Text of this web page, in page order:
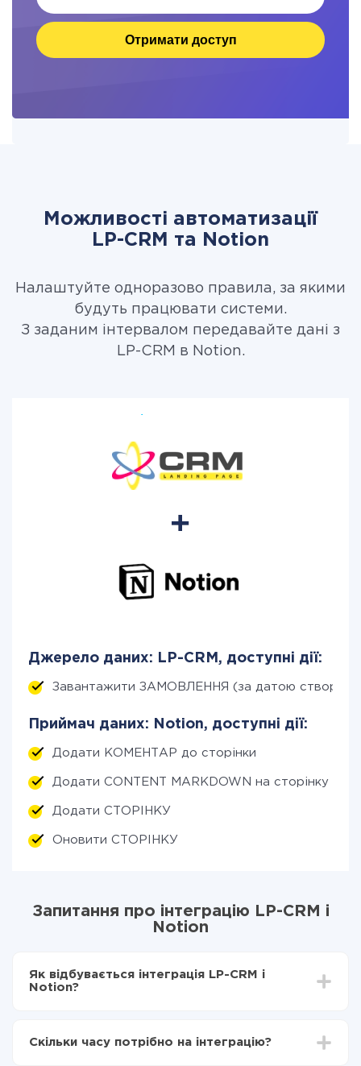
Отримати доступ
Можливості автоматизації
LP-CRM та Notion
Налаштуйте одноразово правила, за якими
будуть працювати системи.
З заданим інтервалом передавайте дані з
LP-CRM в Notion.
Джерело даних: LP-CRM, доступні дії:
Завантажити ЗАМОВЛЕННЯ (за датою
Приймач даних: Notion, доступні дії:
Додати КОМЕНТАР до сторінки
Додати CONTENT MARKDOWN на сторінку
Додати СТОРІНКУ
Оновити СТОРІНКУ
Запитання про інтеграцію LP-CRM і
Notion
Як відбувається інтеграція LP-CRM і
Notion?
Вибираєте які дані передавати з LP-CRM в Notion
Скільки часу потрібно на інтеграцію?